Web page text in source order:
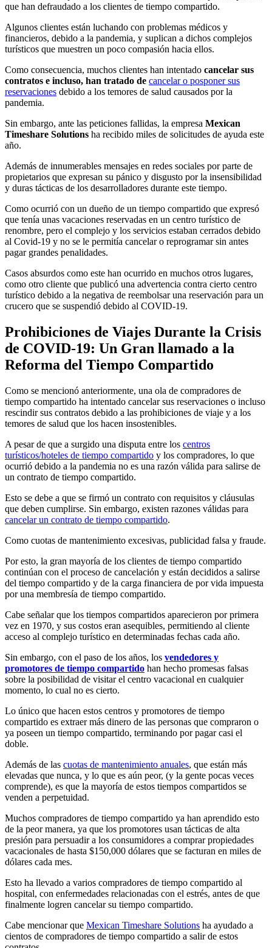
que han defraudado a los clientes de tiempo compartido.
Algunos clientes están luchando con problemas médicos y
financieros, debido a la pandemia, y suplican a dichos complejos
turísticos que muestren un poco compasión hacia ellos.
Como consecuencia, muchos clientes han intentado cancelar sus
contratos e incluso, han tratado de cancelar o posponer sus
reservaciones debido a los temores de salud causados por la
pandemia.
Sin embargo, ante las peticiones fallidas, la empresa Mexican
Timeshare Solutions ha recibido miles de solicitudes de ayuda este
año.
Además de innumerables mensajes en redes sociales por parte de
propietarios que expresan su pánico y disgusto por la insensibilidad
y duras tácticas de los desarrolladores durante este tiempo.
Como ocurrió con un dueño de un tiempo compartido que expresó
que tenía unas vacaciones reservadas en un centro turístico de
renombre, pero el complejo y los servicios estaban cerrados debido
al Covid-19 y no se le permitía cancelar o reprogramar sin antes
pagar grandes penalidades.
Casos absurdos como este han ocurrido en muchos otros lugares,
como otro cliente que publicó una advertencia contra cierto centro
turístico debido a la negativa de reembolsar una reservación para un
crucero que se suspendió debido al COVID-19.
Prohibiciones de Viajes Durante la Crisis
de COVID-19: Un Gran llamado a la
Reforma del Tiempo Compartido
Como se mencionó anteriormente, una ola de compradores de
tiempo compartido ha intentado cancelar sus reservaciones o incluso
rescindir sus contratos debido a las prohibiciones de viaje y a los
temores de salud que los hacen insostenibles.
A pesar de que a surgido una disputa entre los centros
turísticos/hoteles de tiempo compartido y los compradores, lo que
ocurrió debido a la pandemia no es una razón válida para salirse de
un contrato de tiempo compartido.
Esto se debe a que se firmó un contrato con requisitos y cláusulas
que deben cumplirse. Sin embargo, existen razones válidas para
cancelar un contrato de tiempo compartido.
Como cuotas de mantenimiento excesivas, publicidad falsa y fraude.
Por esto, la gran mayoría de los clientes de tiempo compartido
continúan con el proceso de cancelación y están decididos a salirse
del tiempo compartido y de la carga financiera de por vida impuesta
por una membresía de tiempo compartido.
Cabe señalar que los tiempos compartidos aparecieron por primera
vez en 1970, y sus costos eran asequibles, permitiendo al cliente
acceso al complejo turístico en determinadas fechas cada año.
Sin embargo, con el paso de los años, los vendedores y
promotores de tiempo compartido han hecho promesas falsas
sobre la posibilidad de visitar el centro vacacional en cualquier
momento, lo cual no es cierto.
Lo único que hacen estos centros y promotores de tiempo
compartido es extraer más dinero de las personas que compraron o
ya poseen un tiempo compartido, terminando por pagar casi el
doble.
Además de las cuotas de mantenimiento anuales, que están más
elevadas que nunca, y lo que es aún peor, (y la gente pocas veces
comprende), es que la mayoría de estos tiempos compartidos se
venden a perpetuidad.
Muchos compradores de tiempo compartido ya han aprendido esto
de la peor manera, ya que los promotores usan tácticas de alta
presión para persuadir a los consumidores a comprar propiedades
vacacionales de hasta $150,000 dólares que se facturan en miles de
dólares cada mes.
Esto ha llevado a varios compradores de tiempo compartido al
hospital, con enfermedades relacionadas con el estrés, antes de que
finalmente logren cancelar su tiempo compartido.
Cabe mencionar que Mexican Timeshare Solutions ha ayudado a
cientos de compradores de tiempo compartido a salir de estos